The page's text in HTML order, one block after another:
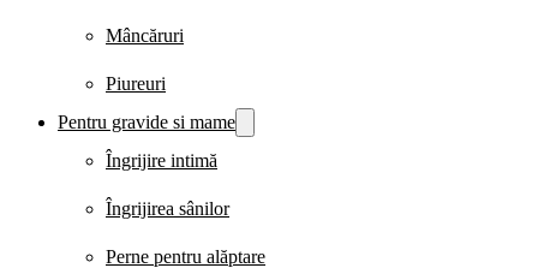
Mâncăruri
Piureuri
Pentru gravide si mame
Îngrijire intimă
Îngrijirea sânilor
Perne pentru alăptare